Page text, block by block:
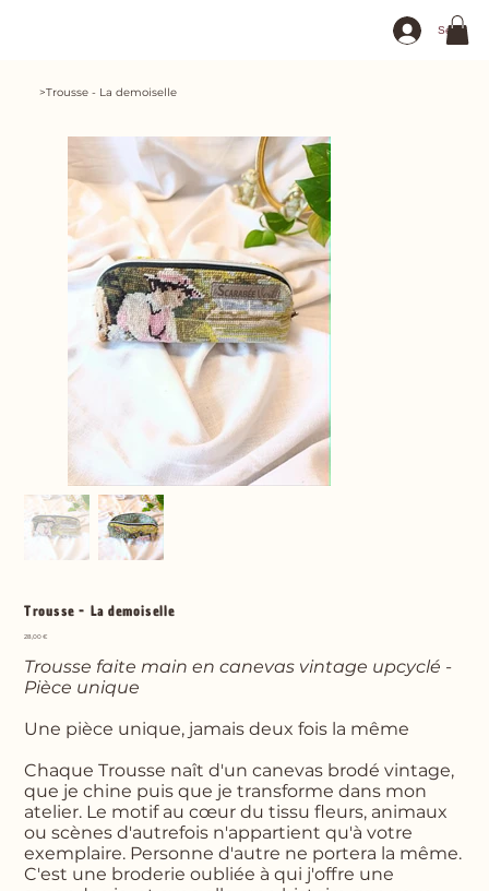
Se
>Trousse - La demoiselle
Trousse - La demoiselle
Prix
28,00 €
Trousse faite main en canevas vintage upcyclé -
Pièce unique
Une pièce unique, jamais deux fois la même
Chaque Trousse naît d'un canevas brodé vintage,
que je chine puis que je transforme dans mon
atelier. Le motif au cœur du tissu fleurs, animaux
ou scènes d'autrefois n'appartient qu'à votre
exemplaire. Personne d'autre ne portera la même.
C'est une broderie oubliée à qui j'offre une